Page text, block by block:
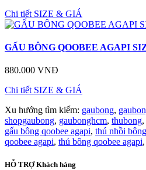
Chi tiết SIZE & GIÁ
GẤU BÔNG QOOBEE AGAPI
880.000 VNĐ
Chi tiết SIZE & GIÁ
Xu hướng tìm kiếm: gaubong,
shopgaubong, gaubonghcm, thubong,
gấu bông qoobee agapi, thú nhồi
qoobee agapi, thú bông qoobee agapi,
HỖ TRỢKhách hàng